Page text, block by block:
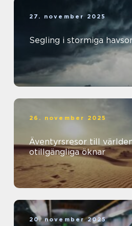
27. november 2025
Segling i stormiga
26. november 2025
Äventyrsresor till
otillgängliga öknar
20. november 2025